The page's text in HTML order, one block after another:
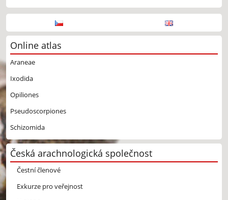
Online atlas
Araneae
Ixodida
Opiliones
Pseudoscorpiones
Schizomida
Česká arachnologická společnost
Čestní členové
Exkurze pro veřejnost